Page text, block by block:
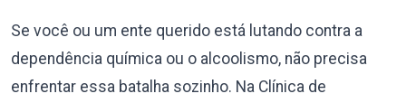
Se você ou um ente querido está lutando contra a
dependência química ou o alcoolismo, não precisa
enfrentar essa batalha sozinho. Na Clínica de